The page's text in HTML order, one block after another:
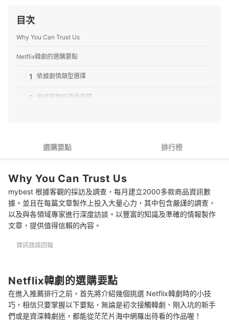
目次
Why You Can Trust Us
Netflix韓劇的選購要點
1 依據劇情類型選擇
2 依據喜歡的演員選擇
專家解惑！選購Netflix韓劇的常見問題
Q：為了看韓劇辦Netflix值得嗎？
Q：韓劇是不是集數很多很長？
Q：韓劇作品都有愛情元素嗎？
選購要點 排行榜
Why You Can Trust Us
mybest 根據客觀的採訪及調查，每月建立2000多款商品資訊數
據。並且在每篇文章製作上投入大量心力，其中包含嚴謹的調查，
以及與各領域專家進行深度訪談。以豐富的知識及準確的情報製作
文章，提供值得信賴的內容。
資訊錯誤回報
Netflix韓劇的選購要點
在進入推薦排行之前，首先將介紹幾個挑選 Netflix韓劇時的小技
巧，相信只要掌握以下要點，無論是初次接觸韓劇、剛入坑的新手
們或是資深韓劇迷，都能從茫茫片海中網羅出待看的作品喔！